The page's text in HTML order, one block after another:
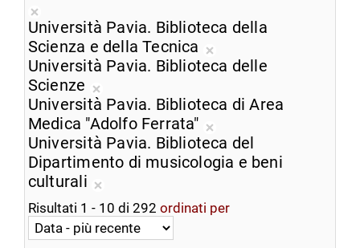
ricerca
corrente
Rimuovi
dalla
ricerca
corrente
Università Pavia. Biblioteca della
Scienza e della Tecnica
Rimuovi
ricerca
corrente
Università Pavia. Biblioteca delle
Scienze
Rimuovi
dalla
ricerca
corrente
Università Pavia. Biblioteca di Area
Medica "Adolfo Ferrata"
Rimuovi
dalla
Università Pavia. Biblioteca del
Dipartimento di musicologia e beni
culturali
Rimuovi
dalla
ricerca
Risultati 1 - 10 di 292 ordinati per